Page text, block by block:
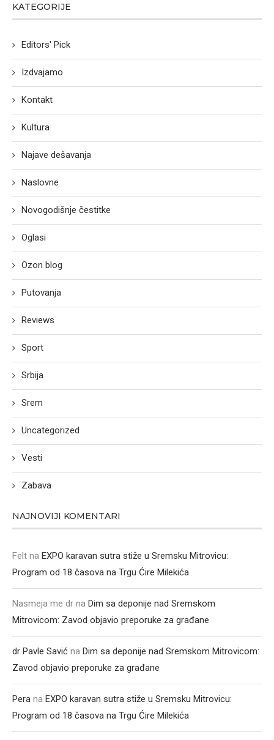
KATEGORIJE
Editors' Pick
Izdvajamo
Kontakt
Kultura
Najave dešavanja
Naslovne
Novogodišnje čestitke
Oglasi
Ozon blog
Putovanja
Reviews
Sport
Srbija
Srem
Uncategorized
Vesti
Zabava
NAJNOVIJI KOMENTARI
Felt na EXPO karavan sutra stiže u Sremsku Mitrovicu:
Program od 18 časova na Trgu Ćire Milekića
Nasmeja me dr na Dim sa deponije nad Sremskom
Mitrovicom: Zavod objavio preporuke za građane
dr Pavle Savić na Dim sa deponije nad Sremskom Mitrovicom:
Zavod objavio preporuke za građane
Pera na EXPO karavan sutra stiže u Sremsku Mitrovicu:
Program od 18 časova na Trgu Ćire Milekića